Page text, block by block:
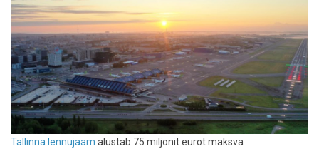
Tallinna lennujaam alustab 75 miljonit eurot maksva